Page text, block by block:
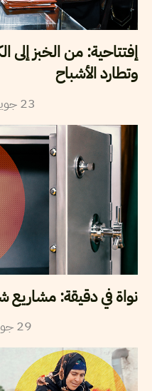
إفتتاحية: من الخبز إلى
وتطارد الأشباح
23
نواة في دقيقة:
29